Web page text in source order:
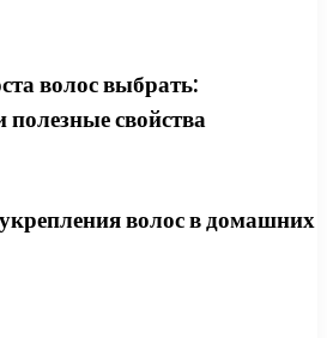
волос выбрать:
полезные свойства
волос в домашних